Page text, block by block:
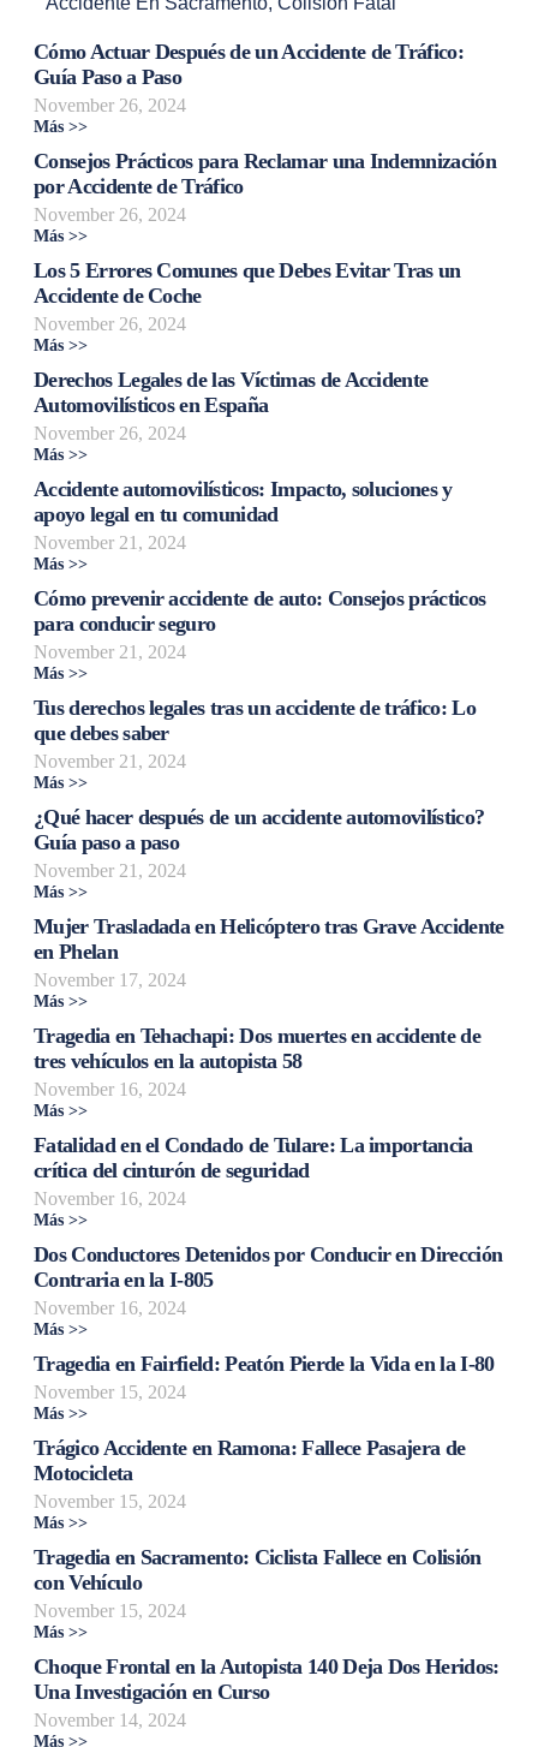
Cómo Actuar Después de un Accidente de Tráfico:
Guía Paso a Paso
November 26, 2024
Más >>
Consejos Prácticos para Reclamar una Indemnización
por Accidente de Tráfico
November 26, 2024
Más >>
Los 5 Errores Comunes que Debes Evitar Tras un
Accidente de Coche
November 26, 2024
Más >>
Derechos Legales de las Víctimas de Accidente
Automovilísticos en España
November 26, 2024
Más >>
Accidente automovilísticos: Impacto, soluciones y
apoyo legal en tu comunidad
November 21, 2024
Más >>
Cómo prevenir accidente de auto: Consejos prácticos
para conducir seguro
November 21, 2024
Más >>
Tus derechos legales tras un accidente de tráfico: Lo
que debes saber
November 21, 2024
Más >>
¿Qué hacer después de un accidente automovilístico?
Guía paso a paso
November 21, 2024
Más >>
Mujer Trasladada en Helicóptero tras Grave Accidente
en Phelan
November 17, 2024
Más >>
Tragedia en Tehachapi: Dos muertes en accidente de
tres vehículos en la autopista 58
November 16, 2024
Más >>
Fatalidad en el Condado de Tulare: La importancia
crítica del cinturón de seguridad
November 16, 2024
Más >>
Dos Conductores Detenidos por Conducir en Dirección
Contraria en la I-805
November 16, 2024
Más >>
Tragedia en Fairfield: Peatón Pierde la Vida en la I-80
November 15, 2024
Más >>
Trágico Accidente en Ramona: Fallece Pasajera de
Motocicleta
November 15, 2024
Más >>
Tragedia en Sacramento: Ciclista Fallece en Colisión
con Vehículo
November 15, 2024
Más >>
Choque Frontal en la Autopista 140 Deja Dos Heridos:
Una Investigación en Curso
November 14, 2024
Más >>